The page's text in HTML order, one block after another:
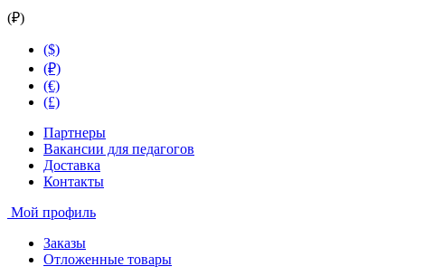
(₽)
($)
(₽)
(€)
(£)
Партнеры
Вакансии для педагогов
Доставка
Контакты
Мой профиль
Заказы
Отложенные товары